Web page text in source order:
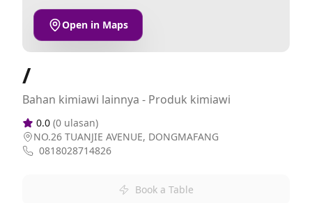
Open in Maps
/
Bahan kimiawi lainnya - Produk kimiawi
0.0 (0 ulasan)
NO.26 TUANJIE AVENUE, DONGMAFANG
0818028714826
Book a Table